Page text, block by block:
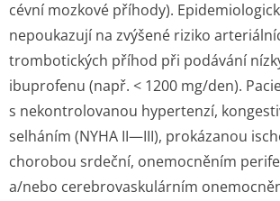
cévní mozkové příhody).
nepoukazují na zvýšené riziko
trombotických příhod při podávání
ibuprofenu (např. < 1200 mg/den).
s nekontrolovanou hypertenzí,
selháním (NYHA II—III), prokázanou
chorobou srdeční, onemocněním
a/nebo cerebrovaskulárním